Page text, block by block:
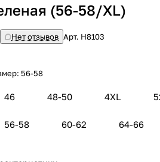
(56-58/XL)
Нет отзывов Арт. H8103
56-58
46 48-50 4XL
56-58 60-62 64-66